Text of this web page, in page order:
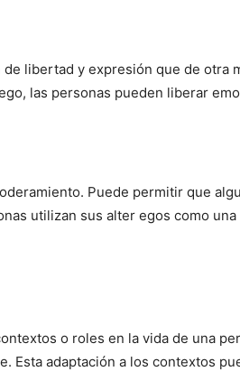
libertad y expresión que de
las personas pueden liberar
Puede permitir que
utilizan sus alter egos como
o roles en la vida de una
adaptación a los contextos